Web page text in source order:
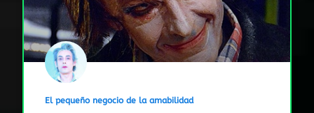
El pequeño negocio de la amabilidad